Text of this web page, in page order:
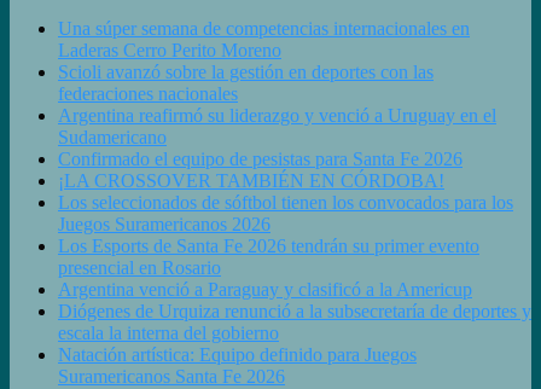
Una súper semana de competencias internacionales en
Laderas Cerro Perito Moreno
Scioli avanzó sobre la gestión en deportes con las
federaciones nacionales
Argentina reafirmó su liderazgo y venció a Uruguay en el
Sudamericano
Confirmado el equipo de pesistas para Santa Fe 2026
¡LA CROSSOVER TAMBIÉN EN CÓRDOBA!
Los seleccionados de sóftbol tienen los convocados para los
Juegos Suramericanos 2026
Los Esports de Santa Fe 2026 tendrán su primer evento
presencial en Rosario
Argentina venció a Paraguay y clasificó a la Americup
Diógenes de Urquiza renunció a la subsecretaría de deportes y
escala la interna del gobierno
Natación artística: Equipo definido para Juegos
Suramericanos Santa Fe 2026